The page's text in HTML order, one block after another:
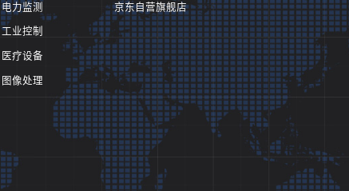
电力监测
工业控制
医疗设备
图像处理
京东自营旗舰店